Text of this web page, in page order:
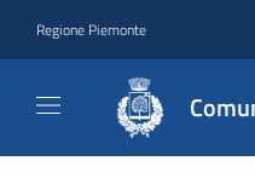
Regione Piemonte